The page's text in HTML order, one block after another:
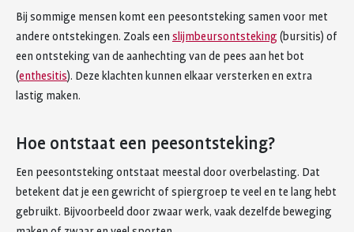
Bij sommige mensen komt een peesontsteking samen voor met
andere ontstekingen. Zoals een slijmbeursontsteking (bursitis) of
een ontsteking van de aanhechting van de pees aan het bot
(enthesitis). Deze klachten kunnen elkaar versterken en extra
lastig maken.
Hoe ontstaat een peesontsteking?
Een peesontsteking ontstaat meestal door overbelasting. Dat
betekent dat je een gewricht of spiergroep te veel en te lang hebt
gebruikt. Bijvoorbeeld door zwaar werk, vaak dezelfde beweging